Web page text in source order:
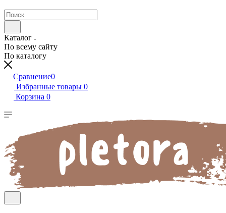
Каталог
По всему сайту
По каталогу
Сравнение0
Избранные товары 0
Корзина 0